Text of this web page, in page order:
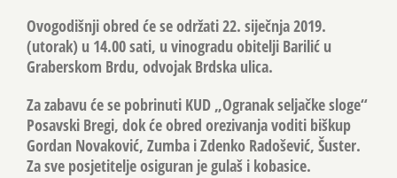
Ovogodišnji obred će se održati 22. siječnja 2019.
(utorak) u 14.00 sati, u vinogradu obitelji Barilić u
Graberskom Brdu, odvojak Brdska ulica.
Za zabavu će se pobrinuti KUD „Ogranak seljačke sloge“
Posavski Bregi, dok će obred orezivanja voditi biškup
Gordan Novaković, Zumba i Zdenko Radošević, Šuster.
Za sve posjetitelje osiguran je gulaš i kobasice.